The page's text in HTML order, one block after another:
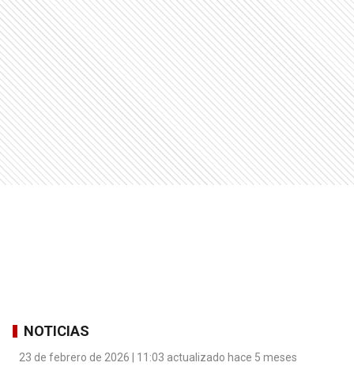
NOTICIAS
23 de febrero de 2026 | 11:03 actualizado hace 5 meses